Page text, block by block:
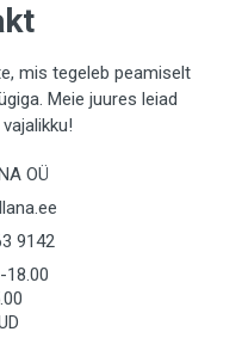
mis tegeleb peamiselt
Meie juures leiad
OÜ
9142
18.00